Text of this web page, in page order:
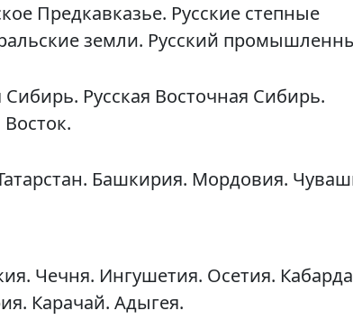
Предкавказье. Русские степные
земли. Русский
Сибирь. Русская Восточная Сибирь.
Башкирия. Мордовия.
Чечня. Ингушетия. Осетия.
Карачай. Адыгея.